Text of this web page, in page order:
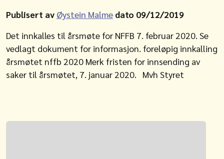
Publisert av Øystein Malme dato 09/12/2019
Det innkalles til årsmøte for NFFB 7. februar 2020. Se
vedlagt dokument for informasjon. foreløpig innkalling
årsmøtet nffb 2020 Merk fristen for innsending av
saker til årsmøtet, 7. januar 2020. Mvh Styret